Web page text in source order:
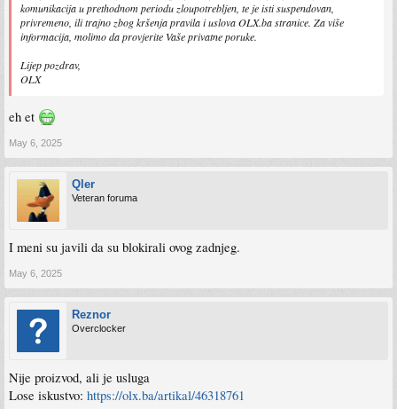
komunikacija u prethodnom periodu zloupotrebljen, te je isti suspendovan,
privremeno, ili trajno zbog kršenja pravila i uslova OLX.ba stranice. Za više
informacija, molimo da provjerite Vaše privatne poruke.
Lijep pozdrav,
OLX
eh et
May 6, 2025
Qler
Veteran foruma
I meni su javili da su blokirali ovog zadnjeg.
May 6, 2025
Reznor
Overclocker
Nije proizvod, ali je usluga
Lose iskustvo: https://olx.ba/artikal/46318761